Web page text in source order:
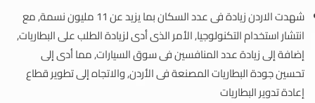
شهدت الاردن زيادة فى عدد السكان بما يزيد عن 11 مليون نسمة, مع
انتشار استخدام التكنولوجيا, الأمر الذى أدى لزيادة الطلب على البطاريات,
إضافة إلى زيادة عدد المنافسين فى سوق السيارات, مما أدى إلى
تحسين جودة البطاريات المصنعة فى الأردن, والاتجاه إلى تطوير قطاع
إعادة تدوير البطاريات